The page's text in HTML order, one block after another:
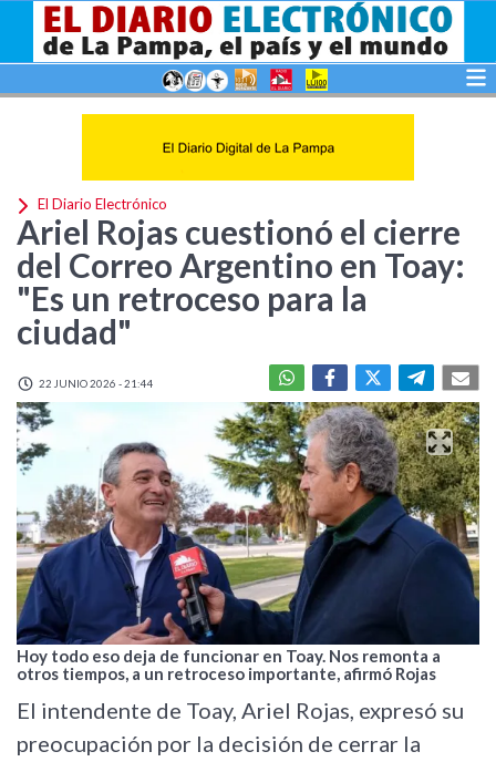
El Diario Electrónico
Ariel Rojas cuestionó el cierre
del Correo Argentino en Toay:
"Es un retroceso para la
ciudad"
22 JUNIO 2026 - 21:44
Hoy todo eso deja de funcionar en Toay. Nos remonta a
otros tiempos, a un retroceso importante, afirmó Rojas
El intendente de Toay, Ariel Rojas, expresó su
preocupación por la decisión de cerrar la